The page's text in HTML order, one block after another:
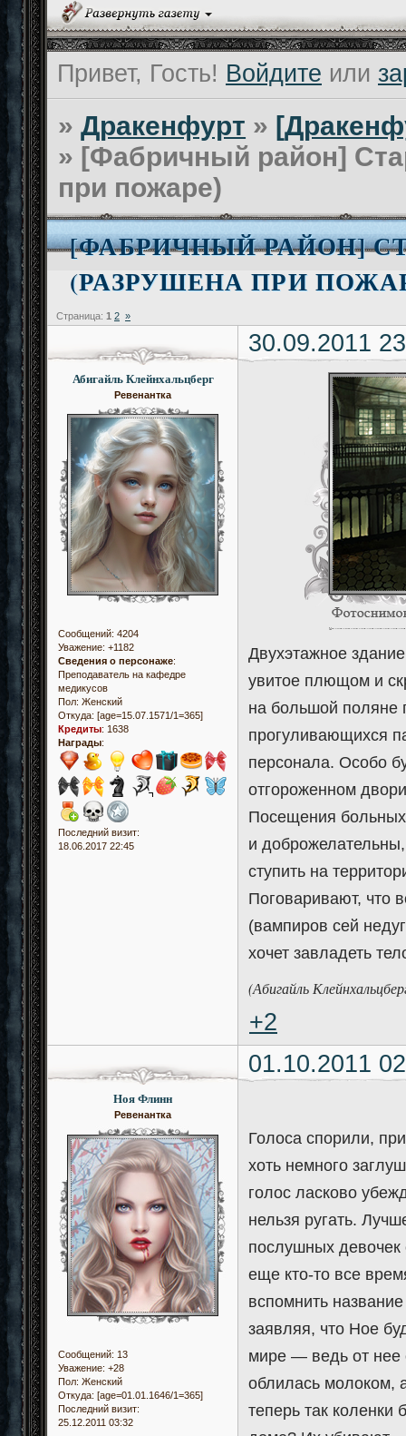
Привет, Гость! Войдите или
»Дракенфурт »
» [Фабричный район]
при пожаре)
[ФАБРИЧНЫЙ РАЙОН]
(РАЗРУШЕНА ПРИ
Страница: 1 2 »
30.09.2011
Абигайль Клейнхальцберг
Ревенантка
Сообщений: 4204
Уважение: +1182
Сведения о персонаже:
Преподаватель на кафедре
медикусов
Пол: Женский
Откуда: [age=15.07.1571/1=365]
Кредиты: 1638
Награды:
Последний визит:
18.06.2017 22:45
Двухэтажное
увитое плющом и
на большой поляне
прогуливающихся
персонала. Особо
отгороженном
Посещения
и
ступить на
Поговаривают, что
(вампиров сей
хочет завладеть
(Абигайль
+2
01.10.2011
Ноя Флинн
Ревенантка
Сообщений: 13
Уважение: +28
Пол: Женский
Откуда: [age=01.01.1646/1=365]
Последний визит:
25.12.2011 03:32
Голоса спорили,
хоть немного
голос ласково
нельзя ругать.
послушных
еще кто-то все
вспомнить
заявляя, что Ное
мире — ведь от нее
облилась молоком,
теперь так